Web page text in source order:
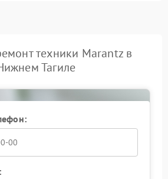
техники Marantz в
Тагиле